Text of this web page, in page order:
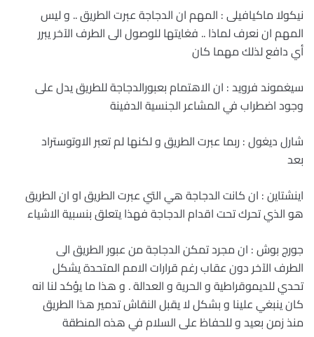
نيكولا ماكيافيلى : المهم ان الدجاجة عبرت الطريق .. و ليس
المهم ان نعرف لماذا .. فغايتها للوصول الى الطرف الآخر يبرر
أي دافع لذلك مهما كان
سيغموند فرويد : ان الاهتمام بعبورالدجاجة للطريق يدل على
وجود اضطراب في المشاعر الجنسية الدفينة
شارل ديغول : ربما عبرت الطريق و لكنها لم تعبر الاوتوستراد
بعد
اينشتاين : ان كانت الدجاجة هي التي عبرت الطريق او ان الطريق
هو الذي تحرك تحت اقدام الدجاجة فهذا يتعلق بنسبية الاشياء
جورج بوش : ان مجرد تمكن الدجاجة من عبور الطريق الى
الطرف الآخر دون عقاب رغم قرارات الامم المتحدة يشكل
تحدي للديموقراطية و الحرية و العدالة. و هذا ما يؤكد لنا انه
كان ينبغي علينا و بشكل لا يقبل النقاش تدمير هذا الطريق
منذ زمن بعيد و للحفاظ على السلام في هذه المنطقة